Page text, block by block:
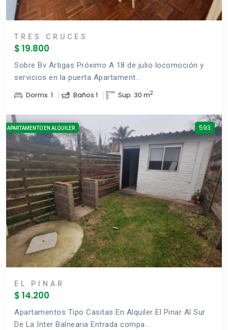
TRES CRUCES
$ 19.800
Sobre Bv Artigas Próximo A 18 de julio locomoción y
servicios en la puerta Apartament...
Dorms. 1 Baños 1 Sup. 30 m2
APARTAMENTO EN ALQUILER 593
EL PINAR
$ 14.200
Apartamentos Tipo Casitas En Alquiler El Pinar Al Sur
De La Inter Balnearia Entrada compa...